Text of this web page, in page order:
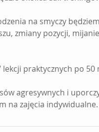
na smyczy
zmiany pozycji,
lekcji praktycznych po
agresywnych i
na zajęcia indywidualne.